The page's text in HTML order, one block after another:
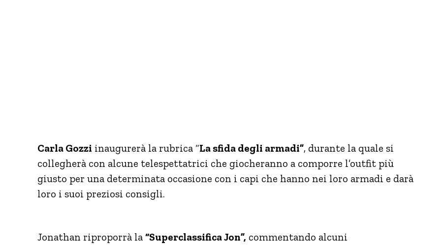
Carla Gozzi inaugurerà la rubrica “La sfida degli armadi”, durante la quale si
collegherà con alcune telespettatrici che giocheranno a comporre l’outfit più
giusto per una determinata occasione con i capi che hanno nei loro armadi e darà
loro i suoi preziosi consigli.
Jonathan riproporrà la “Superclassifica Jon”, commentando alcuni